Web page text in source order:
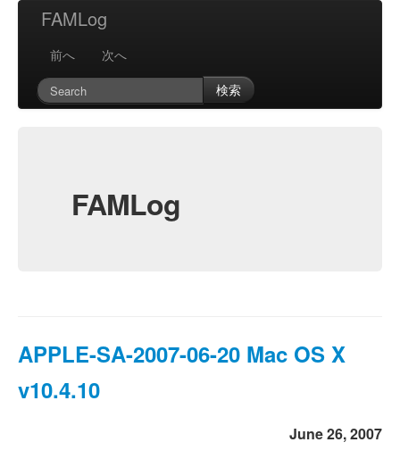
FAMLog
前へ
次へ
検索
FAMLog
APPLE-SA-2007-06-20 Mac OS X
v10.4.10
June 26, 2007